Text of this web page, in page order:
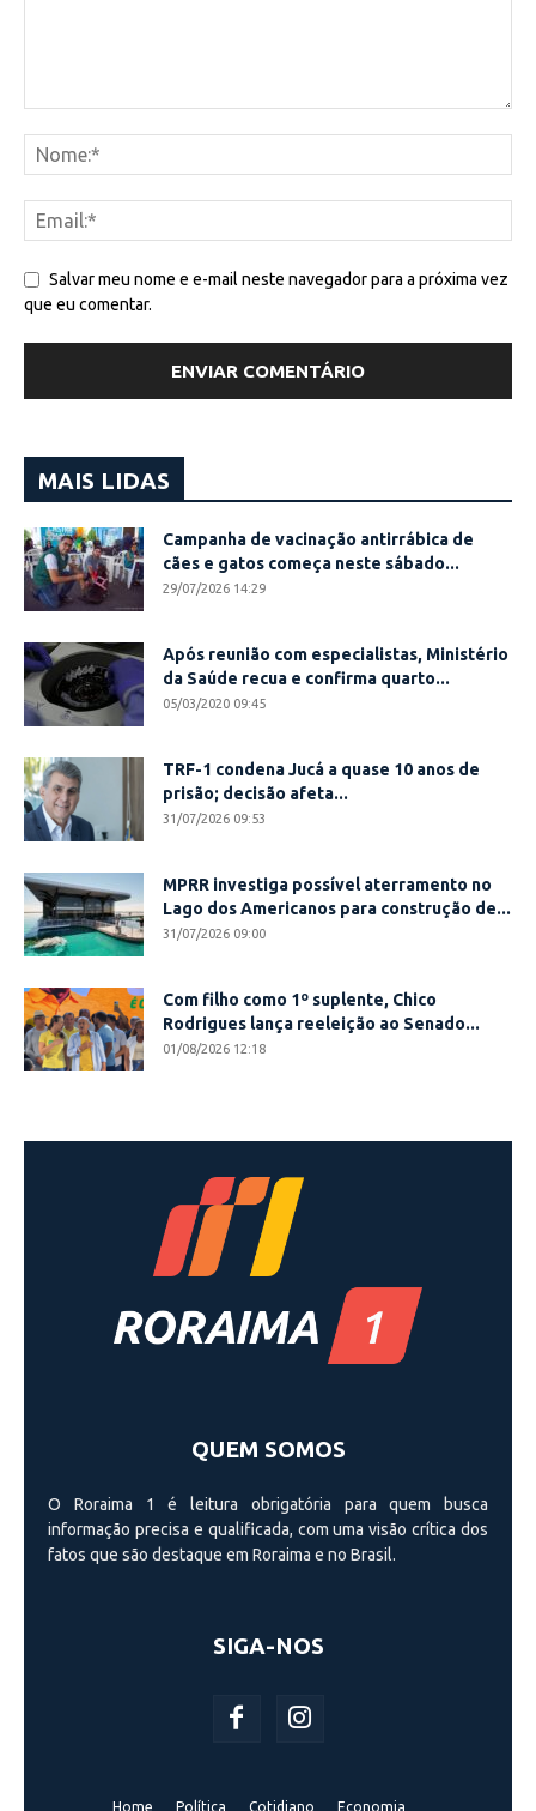
Salvar meu nome e e-mail neste navegador para a próxima vez
que eu comentar.
MAIS LIDAS
Campanha de vacinação antirrábica de
cães e gatos começa neste sábado...
29/07/2026 14:29
Após reunião com especialistas, Ministério
da Saúde recua e confirma quarto...
05/03/2020 09:45
TRF-1 condena Jucá a quase 10 anos de
prisão; decisão afeta...
31/07/2026 09:53
MPRR investiga possível aterramento no
Lago dos Americanos para construção de...
31/07/2026 09:00
Com filho como 1º suplente, Chico
Rodrigues lança reeleição ao Senado...
01/08/2026 12:18
QUEM SOMOS
O Roraima 1 é leitura obrigatória para quem busca
informação precisa e qualificada, com uma visão crí­tica dos
fatos que são destaque em Roraima e no Brasil.
SIGA-NOS
Home Política Cotidiano Economia